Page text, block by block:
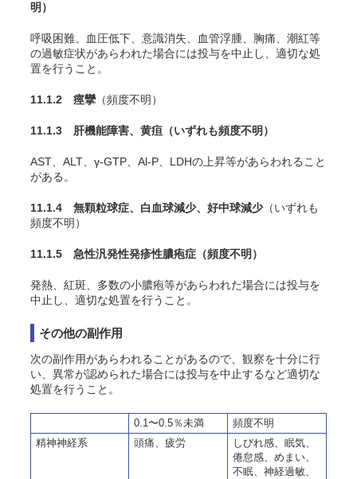
明）
呼吸困難、血圧低下、意識消失、血管浮腫、胸痛、潮紅等
の過敏症状があらわれた場合には投与を中止し、適切な処
置を行うこと。
11.1.2 痙攣（頻度不明）
11.1.3 肝機能障害、黄疸 （いずれも頻度不明）
AST、ALT、γ-GTP、Al-P、LDHの上昇等があらわれること
がある。
11.1.4 無顆粒球症、白血球減少、好中球減少（いずれも
頻度不明）
11.1.5 急性汎発性発疹性膿疱症 （頻度不明）
発熱、紅斑、多数の小膿疱等があらわれた場合には投与を
中止し、適切な処置を行うこと。
その他の副作用
次の副作用があらわれることがあるので、観察を十分に行
い、異常が認められた場合には投与を中止するなど適切な
処置を行うこと。
0.1〜0.5％未満
頻度不明
精神神経系
頭痛、疲労
しびれ感、眠気、
倦怠感、めまい、
不眠、神経過敏、